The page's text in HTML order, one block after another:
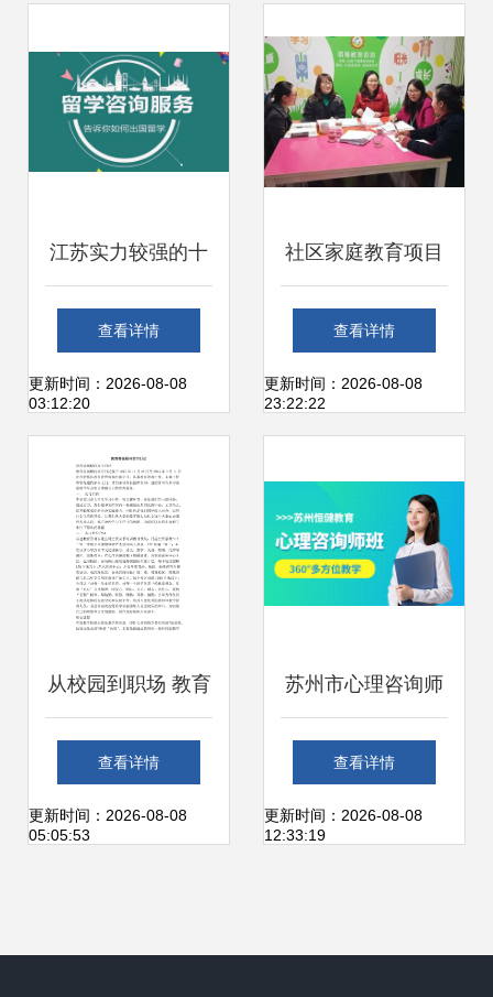
江苏实力较强的十
大海外留学服务机
构
查看详情
更新时间：2026-08-08
03:12:20
社区家庭教育项目
执行观察 服务下沉
见成效，赋能家庭
查看详情
更新时间：2026-08-08
23:22:22
从校园到职场 教育
咨询顾问实习初体
验
查看详情
更新时间：2026-08-08
05:05:53
苏州市心理咨询师
培训与专业办公服
务指南
查看详情
更新时间：2026-08-08
12:33:19